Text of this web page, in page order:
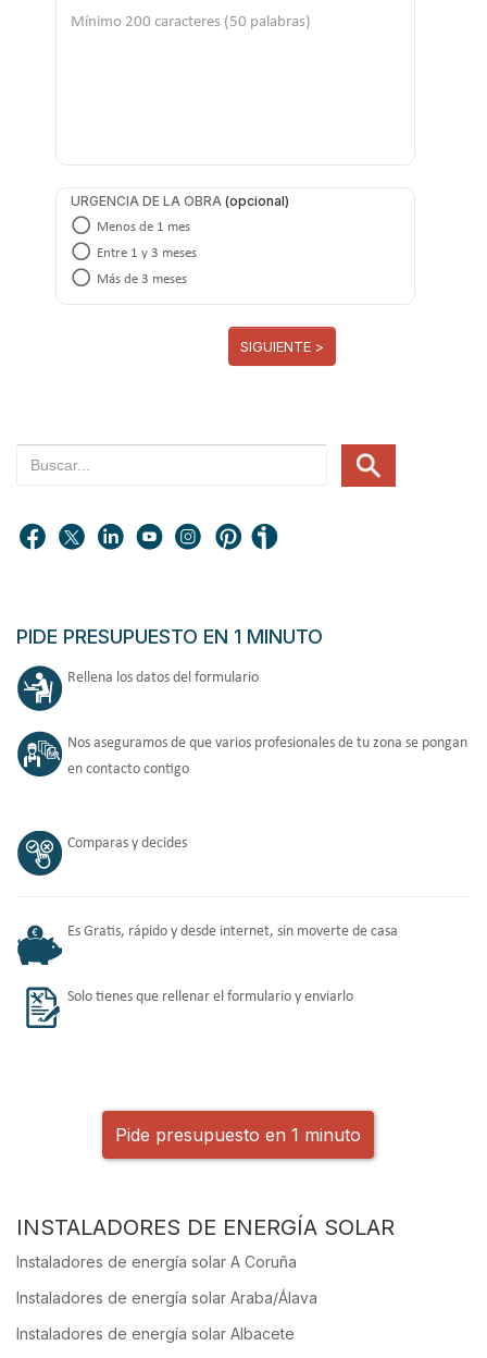
URGENCIA DE LA OBRA
Menos de 1 mes
Entre 1 y 3 meses
Más de 3 meses
SIGUIENTE >
PIDE PRESUPUESTO EN 1 MINUTO
Rellena los datos del formulario
Nos aseguramos de que varios profesionales de tu zona se pongan
en contacto contigo
Comparas y decides
Es Gratis, rápido y desde internet, sin moverte de casa
Solo tienes que rellenar el formulario y enviarlo
Pide presupuesto en 1 minuto
INSTALADORES DE ENERGÍA SOLAR
Instaladores de energía solar A Coruña
Instaladores de energía solar Araba/Álava
Instaladores de energía solar Albacete